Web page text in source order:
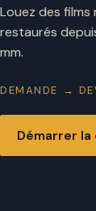
Louez des
restaurés
mm.
DEMANDE →
Démarrer la